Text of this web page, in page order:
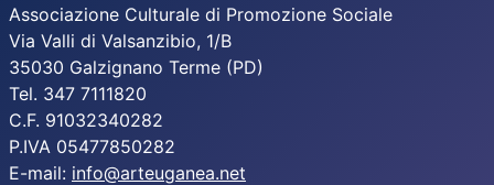
Associazione Culturale di Promozione Sociale
Via Valli di Valsanzibio, 1/B
35030 Galzignano Terme (PD)
Tel. 347 7111820
C.F. 91032340282
P.IVA 05477850282
E-mail: info@arteuganea.net